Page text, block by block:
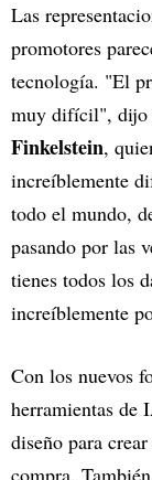
Las
promotores
tecnología. "El
muy difícil", dijo
Finkelstein,
increíblemente
todo el mundo,
pasando por las
tienes todos los
increíblemente
Con los nuevos
herramientas de
diseño para
compra.